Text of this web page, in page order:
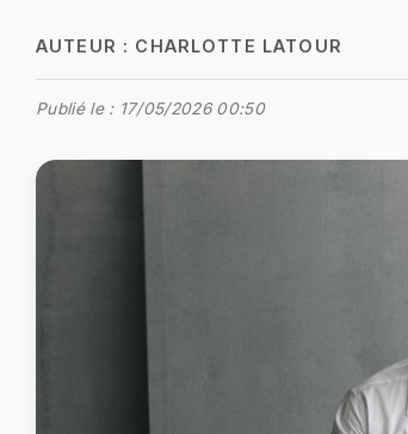
AUTEUR : CHARLOTTE LATOUR
Publié le : 17/05/2026 00:50